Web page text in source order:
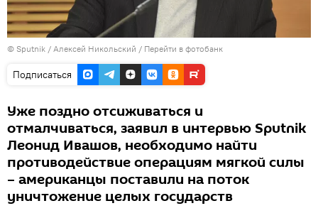
© Sputnik / Алексей Никольский / Перейти в фотобанк
Подписаться
Уже поздно отсиживаться и
отмалчиваться, заявил в интервью Sputnik
Леонид Ивашов, необходимо найти
противодействие операциям мягкой силы
– американцы поставили на поток
уничтожение целых государств